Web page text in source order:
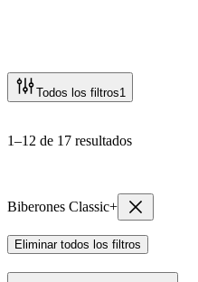
Todos los filtros1
1–12 de 17 resultados
Biberones Classic+
Eliminar todos los filtros